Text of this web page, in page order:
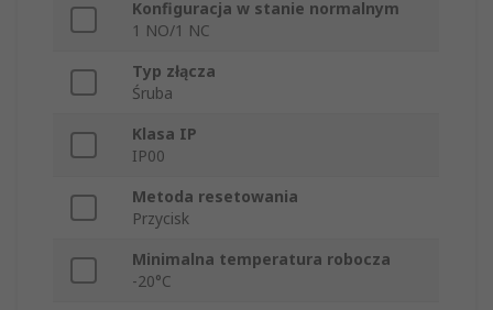
Konfiguracja w stanie normalnym
1 NO/1 NC
Typ złącza
Śruba
Klasa IP
IP00
Metoda resetowania
Przycisk
Minimalna temperatura robocza
-20°C